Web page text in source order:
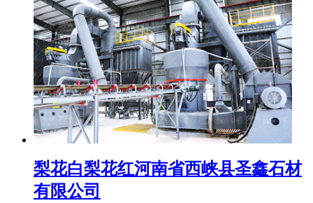
梨花白梨花红河南省西峡县圣鑫石材
有限公司